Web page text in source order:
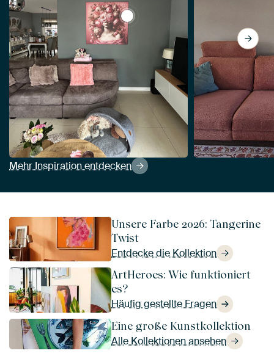
Mehr Inspiration entdecken
View a Lady so Pink von J.O. Han
Unsere Farbe 2026: Tangerine
Twist
Entdecke die Kollektion
ArtHeroes: Wie funktioniert
es?
Häufig gestellte Fragen
Eine große Kunstkollektion
Alle Kollektionen ansehen